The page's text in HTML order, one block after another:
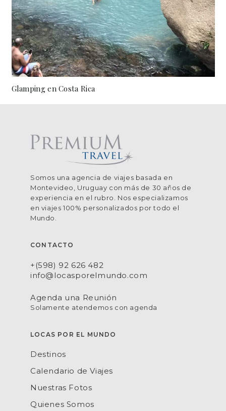
Glamping en Costa Rica
Somos una agencia de viajes basada en
Montevideo, Uruguay con más de 30 años de
experiencia en el rubro. Nos especializamos
en viajes 100% personalizados por todo el
Mundo.
CONTACTO
+(598) 92 626 482
info@locasporelmundo.com
Agenda una Reunión
Solamente atendemos con agenda
LOCAS POR EL MUNDO
Destinos
Calendario de Viajes
Nuestras Fotos
Quienes Somos